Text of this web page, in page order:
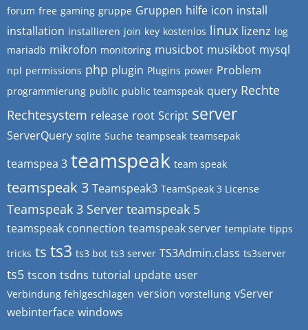
forum free gaming gruppe Gruppen hilfe icon install
installation installieren join key kostenlos linux lizenz log
mariadb mikrofon monitoring musicbot musikbot mysql
npl permissions php plugin Plugins power Problem
programmierung public public teamspeak query Rechte
Rechtesystem release root Script server
ServerQuery sqlite Suche teampseak teamsepak
teamspea 3 teamspeak team speak
teamspeak 3 Teamspeak3 TeamSpeak 3 License
Teamspeak 3 Server teamspeak 5
teamspeak connection teamspeak server template tipps
tricks ts ts3 ts3 bot ts3 server TS3Admin.class ts3server
ts5 tscon tsdns tutorial update user
Verbindung fehlgeschlagen version vorstellung vServer
webinterface windows